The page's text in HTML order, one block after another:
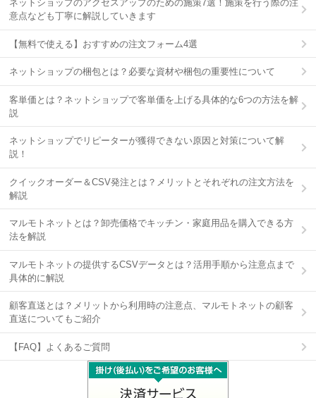
ネットショップのアクセスアップのための施策7選！施策を行う際の注
意点なども丁寧に解説していきます
【無料で使える】おすすめの注文フォーム4選
ネットショップの梱包とは？必要な資材や梱包の重要性について
客単価とは？ネットショップで客単価を上げる具体的な6つの方法を解
説
ネットショップでリピーターが獲得できない原因と対策について解
説！
クイックオーダー＆CSV発注とは？メリットとそれぞれの注文方法を
解説
マルモトネットとは？卸売価格でキッチン・家庭用品を購入できる方
法を解説
マルモトネットの提供するCSVデータとは？活用手順から注意点まで
具体的に解説
顧客直送とは？メリットから利用時の注意点、マルモトネットの顧客
直送についてもご紹介
【FAQ】よくあるご質問